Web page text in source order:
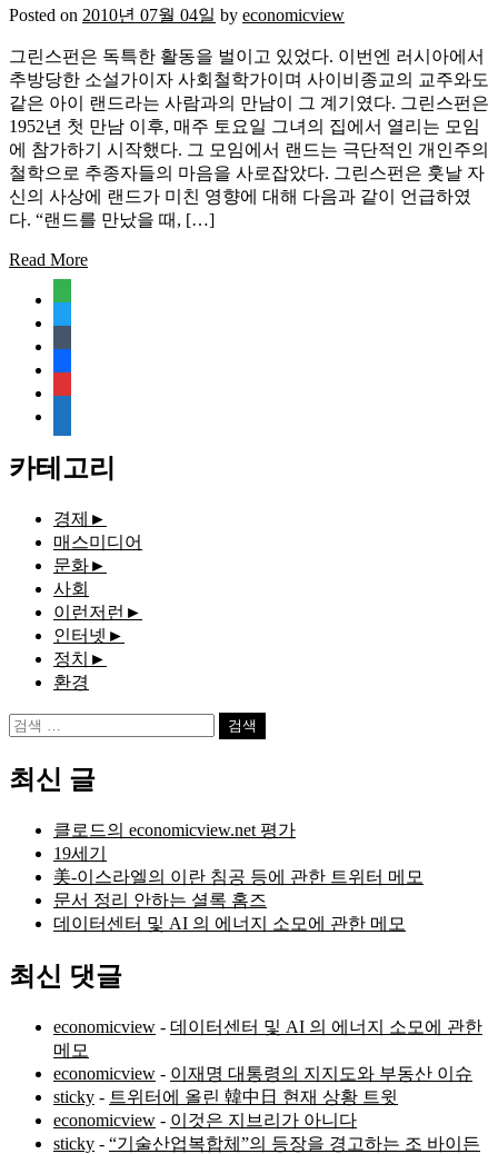
Posted on 2010년 07월 04일 by economicview
그린스펀은 독특한 활동을 벌이고 있었다. 이번엔 러시아에서
추방당한 소설가이자 사회철학가이며 사이비종교의 교주와도
같은 아이 랜드라는 사람과의 만남이 그 계기였다. 그린스펀은
1952년 첫 만남 이후, 매주 토요일 그녀의 집에서 열리는 모임
에 참가하기 시작했다. 그 모임에서 랜드는 극단적인 개인주의
철학으로 추종자들의 마음을 사로잡았다. 그린스펀은 훗날 자
신의 사상에 랜드가 미친 영향에 대해 다음과 같이 언급하였
다. “랜드를 만났을 때, […]
Read More
document
카테고리
경제 ►
매스미디어
문화►
사회
이런저런 ►
인터넷 ►
정치 ►
환경
검
최신 글
클로드의 economicview.net 평가
19세기
美-이스라엘의 이란 침공 등에 관한 트위터 메모
문서 정리 안하는 셜록 홈즈
데이터센터 및 AI 의 에너지 소모에 관한 메모
최신 댓글
economicview - 데이터센터 및 AI 의 에너지 소모에 관한
메모
economicview - 이재명 대통령의 지지도와 부동산 이슈
sticky - 트위터에 올린 韓中日 현재 상황 트윗
economicview - 이것은 지브리가 아니다
sticky - “기술산업복합체”의 등장을 경고하는 조 바이든